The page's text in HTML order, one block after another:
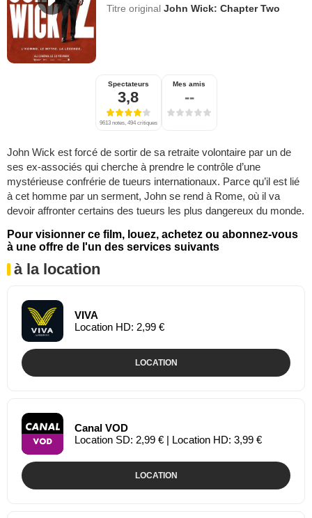
Titre originalJohn Wick: Chapter Two
Spectateurs
3,8
9613 notes, 494 critiques
Mes amis
--
John Wick est forcé de sortir de sa retraite volontaire par un de
ses ex-associés qui cherche à prendre le contrôle d’une
mystérieuse confrérie de tueurs internationaux. Parce qu’il est lié
à cet homme par un serment, John se rend à Rome, où il va
devoir affronter certains des tueurs les plus dangereux du monde.
Pour visionner ce film, louez, achetez ou abonnez-vous
à une offre de l'un des services suivants
à la location
VIVA
Location HD: 2,99 €
LOCATION
Canal VOD
Location SD: 2,99 € | Location HD: 3,99 €
LOCATION